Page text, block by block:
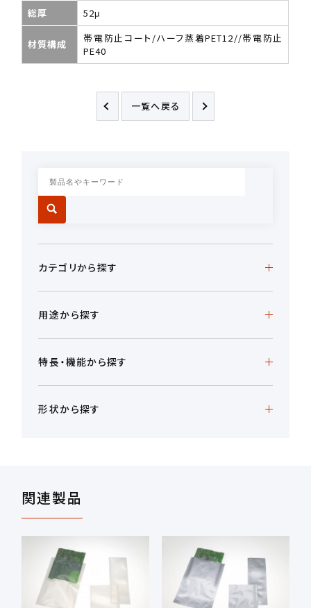
総厚 52μ
材質構成
帯電防止コート/ハーフ蒸着PET12//帯電防止
PE40
一覧へ戻る
カテゴリから探す
用途から探す
特長・機能から探す
形状から探す
関連製品